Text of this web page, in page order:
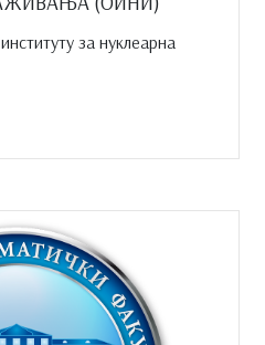
за нуклеарна